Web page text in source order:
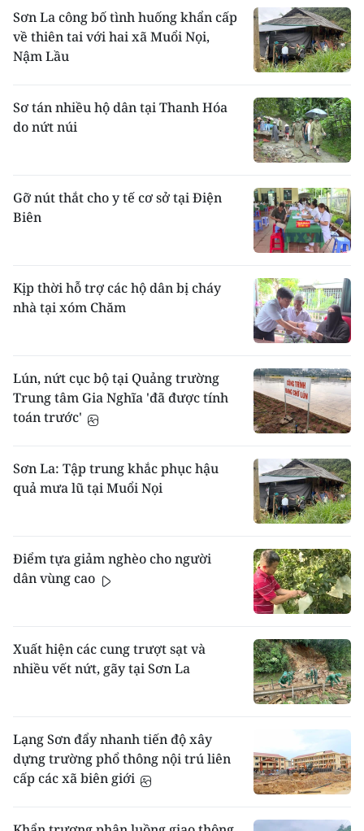
Sơn La công bố tình huống khẩn cấp
về thiên tai với hai xã Muổi Nọi,
Nậm Lầu
Sơ tán nhiều hộ dân tại Thanh Hóa
do nứt núi
Gỡ nút thắt cho y tế cơ sở tại Điện
Biên
Kịp thời hỗ trợ các hộ dân bị cháy
nhà tại xóm Chăm
Lún, nứt cục bộ tại Quảng trường
Trung tâm Gia Nghĩa 'đã được tính
toán trước'
Sơn La: Tập trung khắc phục hậu
quả mưa lũ tại Muổi Nọi
Điểm tựa giảm nghèo cho người
dân vùng cao
Xuất hiện các cung trượt sạt và
nhiều vết nứt, gãy tại Sơn La
Lạng Sơn đẩy nhanh tiến độ xây
dựng trường phổ thông nội trú liên
cấp các xã biên giới